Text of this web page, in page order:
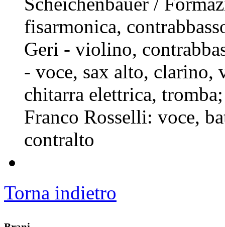
fisarmonica,
Geri - violino,
- voce, sax alto,
chitarra elettrica,
Franco Rosselli: voce,
contralto
Torna indietro